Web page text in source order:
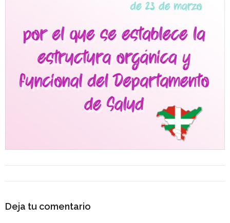
- OPOSICIÓN Tramitación procesal y Administrativa –
- OPOSICIÓN Gestión Procesal, turno libre – 2025
- OPOSICIÓN Auxiliar Administrativo del Estado - 2024
- OPOSICIÓN Administrativo del Estado - 2024
Deja tu comentario